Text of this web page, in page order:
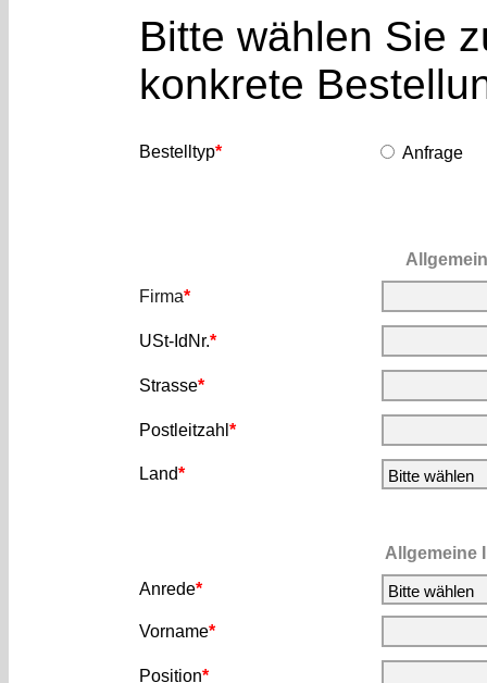
Bitte wählen Sie
konkrete
Bestelltyp* Anfrage
Firma*
USt-IdNr.*
Strasse*
Postleitzahl *
Land*
Allgemeine
Anrede*
Vorname*
Position*